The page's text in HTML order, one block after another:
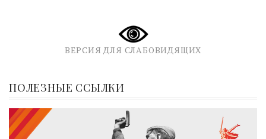
ВЕРСИЯ ДЛЯ СЛАБОВИДЯЩИХ
ПОЛЕЗНЫЕ ССЫЛКИ